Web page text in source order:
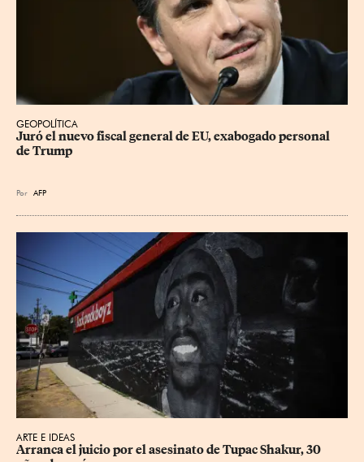
GEOPOLÍTICA
Juró el nuevo fiscal general de EU, exabogado personal
de Trump
Por AFP
ARTE E IDEAS
Arranca el juicio por el asesinato de Tupac Shakur, 30